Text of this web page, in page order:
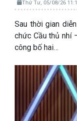
Thứ Tư, 05/08/26
Sau thời gian
chức Cầu thủ nhí
công bố hai…